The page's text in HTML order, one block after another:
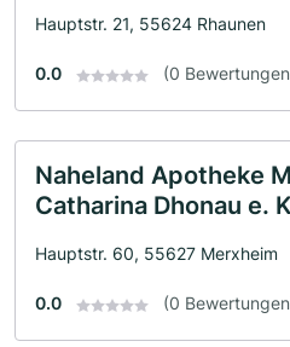
Hauptstr. 21, 55624 Rhaunen
0.0 (0
Naheland Apotheke
Catharina Dhonau e.
Hauptstr. 60, 55627 Merxheim
0.0 (0